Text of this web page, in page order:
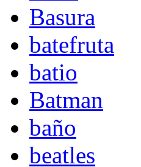
Basura
batefruta
batio
Batman
baño
beatles